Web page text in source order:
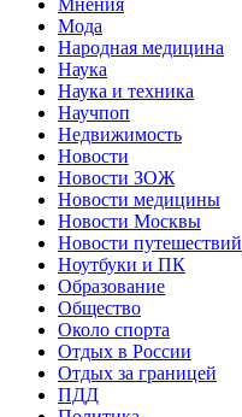
Мода
Народная медицина
Наука
Наука и техника
Научпоп
Недвижимость
Новости
Новости ЗОЖ
Новости медицины
Новости Москвы
Новости путешествий
Ноутбуки и ПК
Образование
Общество
Около спорта
Отдых в России
Отдых за границей
ПДД